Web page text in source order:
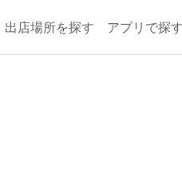
出店場所を探す アプリで探す